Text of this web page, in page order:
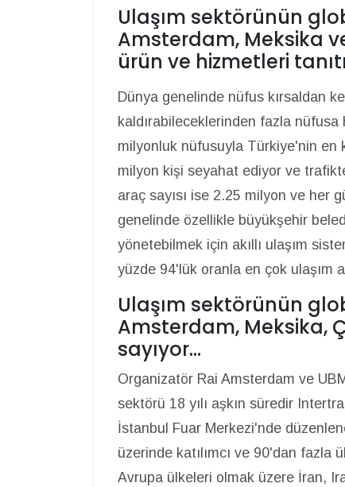
Ulaşım sektörünün
Amsterdam, Meksika
ürün ve hizmetleri
Dünya genelinde nüfus kırsaldan
kaldırabileceklerinden fazla
milyonluk nüfusuyla Türkiye'nin en
milyon kişi seyahat ediyor ve
araç sayısı ise 2.25 milyon ve her
genelinde özellikle büyükşehir
yönetebilmek için akıllı ulaşım
yüzde 94'lük oranla en çok ulaşım
Ulaşım sektörünün
Amsterdam, Meksika,
sayıyor…
Organizatör Rai Amsterdam ve
sektörü 18 yılı aşkın süredir
İstanbul Fuar Merkezi'nde
üzerinde katılımcı ve 90'dan fazla
Avrupa ülkeleri olmak üzere İran,